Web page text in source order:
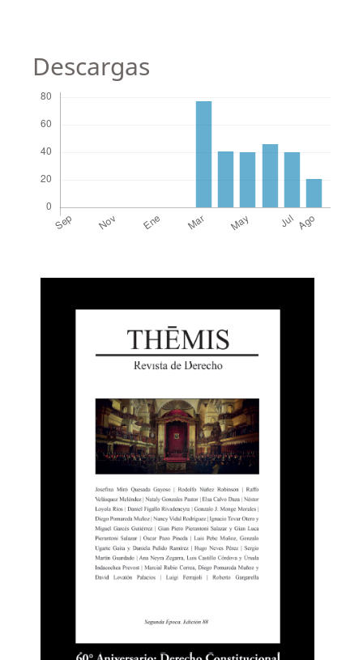
Descargas